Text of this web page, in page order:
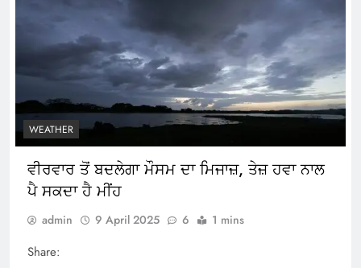
WEATHER
ਵੀਰਵਾਰ ਤੋਂ ਬਦਲੇਗਾ ਮੌਸਮ ਦਾ ਮਿਜਾਜ਼, ਤੇਜ਼ ਹਵਾ ਨਾਲ
ਪੈ ਸਕਦਾ ਹੈ ਮੀਂਹ
admin 9 April 2025 6 1 mins
Share: